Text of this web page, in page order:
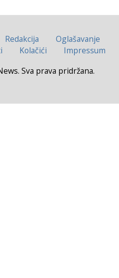
Redakcija
Oglašavanje
Kolačići
Impressum
Sva prava pridržana.